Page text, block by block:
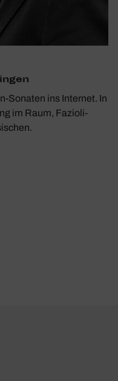
Sonaten ins Internet. In
im Raum, Fazioli-